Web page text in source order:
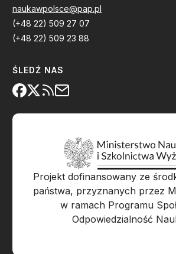
naukawpolsce@pap.pl
(+48 22) 509 27 07
(+48 22) 509 23 88
ŚLEDŹ NAS
Projekt dofinansowany ze
państwa, przyznanych przez
w ramach Programu
Odpowiedzialność